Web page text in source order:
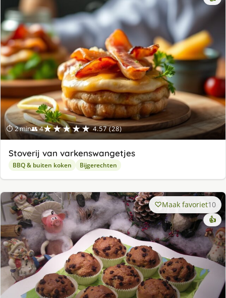
⏱ 2 min👥 4★★★★★ 4.57 (28)
Stoverij van varkenswangetjes
BBQ & buiten koken Bijgerechten
Maak favoriet10
👍